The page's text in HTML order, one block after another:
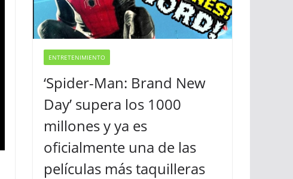
ENTRETENIMIENTO
‘Spider-Man: Brand New
Day’ supera los 1000
millones y ya es
oficialmente una de las
películas más taquilleras